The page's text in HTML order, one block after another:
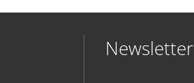
Newsletter